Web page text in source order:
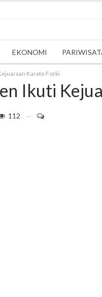
EKONOMI
Karate Forki
Ikuti
112